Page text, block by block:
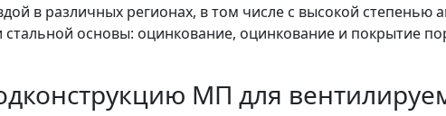
в различных регионах, в том числе с высокой
стальной основы: оцинкование, оцинкование и покрытие
МП для